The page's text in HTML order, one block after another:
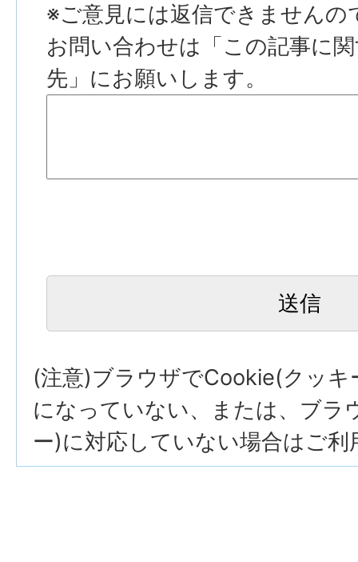
※ご意見には返信できませんの
お問い合わせは「この記事に
先」にお願いします。
(注意)ブラウザでCookie(クッキ
になっていない、または、ブラ
ー)に対応していない場合はご利